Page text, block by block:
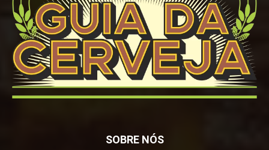
SOBRE NÓS